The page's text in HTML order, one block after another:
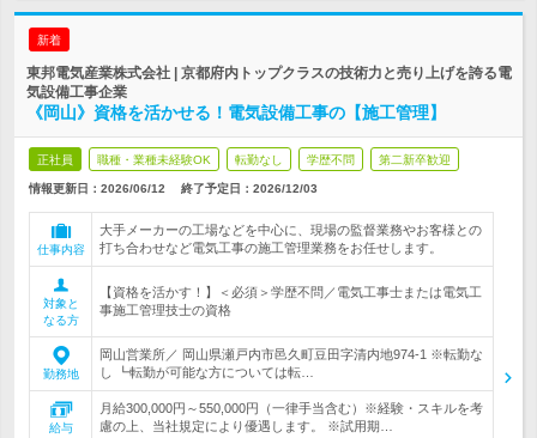
新着
東邦電気産業株式会社 | 京都府内トップクラスの技術力と売り上げを誇る電
気設備工事企業
《岡山》資格を活かせる！電気設備工事の【施工管理】
正社員 職種・業種未経験OK 転勤なし 学歴不問 第二新卒歓迎
情報更新日：2026/06/12 終了予定日： 2026/12/03
仕事内容
大手メーカーの工場などを中心に、現場の監督業務やお客様との
打ち合わせなど電気工事の施工管理業務をお任せします。
対象と
なる方
【資格を活かす！】＜必須＞学歴不問／電気工事士または電気工
事施工管理技士の資格
勤務地
岡山営業所／ 岡山県瀬戸内市邑久町豆田字清内地974-1 ※転勤な
し ┗転勤が可能な方については転…
給与
月給300,000円～550,000円（一律手当含む）※経験・スキルを考
慮の上、当社規定により優遇します。 ※試用期…